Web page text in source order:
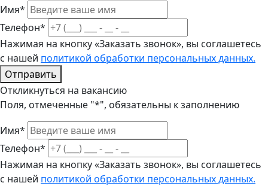
Имя*
Телефон*
Нажимая на кнопку «Заказать звонок», вы соглашетесь
с нашей политикой обработки персональных данных.
Отправить
Откликнуться на вакансию
Поля, отмеченные "*", обязательны к заполнению
Имя*
Телефон*
Нажимая на кнопку «Заказать звонок», вы соглашетесь
с нашей политикой обработки персональных данных.